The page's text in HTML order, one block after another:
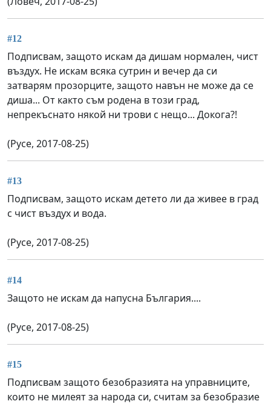
#12
Подписвам, защото искам да дишам нормален, чист
въздух. Не искам всяка сутрин и вечер да си
затварям прозорците, защото навън не може да се
диша... От както съм родена в този град,
непрекъснато някой ни трови с нещо... Докога?!
(Русе, 2017-08-25)
#13
Подписвам, защото искам детето ли да живее в град
с чист въздух и вода.
(Русе, 2017-08-25)
#14
Защото не искам да напусна България....
(Русе, 2017-08-25)
#15
Подписвам защото безобразията на управниците,
които не милеят за народа си, считам за безобразие